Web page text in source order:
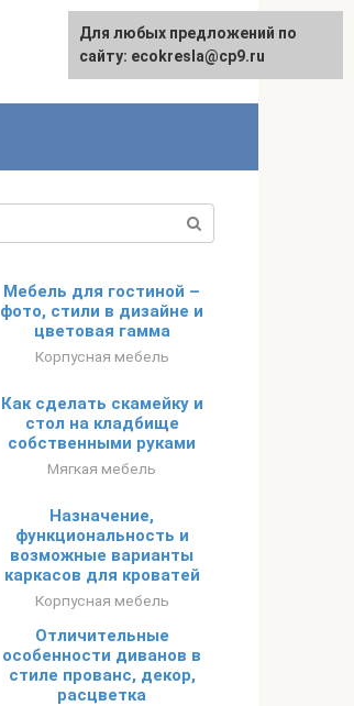
Мебель для гостиной –
фото, стили в дизайне и
цветовая гамма
Корпусная мебель
Как сделать скамейку и
стол на кладбище
собственными руками
Мягкая мебель
Назначение,
функциональность и
возможные варианты
каркасов для кроватей
Корпусная мебель
Отличительные
особенности диванов в
стиле прованс, декор,
расцветка
Для любых предложений по
сайту: ecokresla@cp9.ru